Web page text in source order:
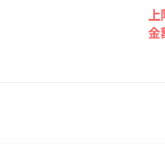
その
金